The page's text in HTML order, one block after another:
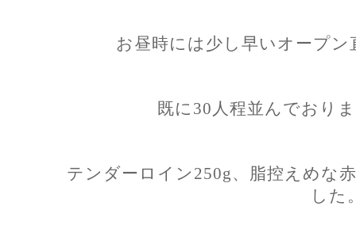
お昼時には少し早いオープ
既に30人程並んでおり
テンダーロイン250g、脂控えめな
した